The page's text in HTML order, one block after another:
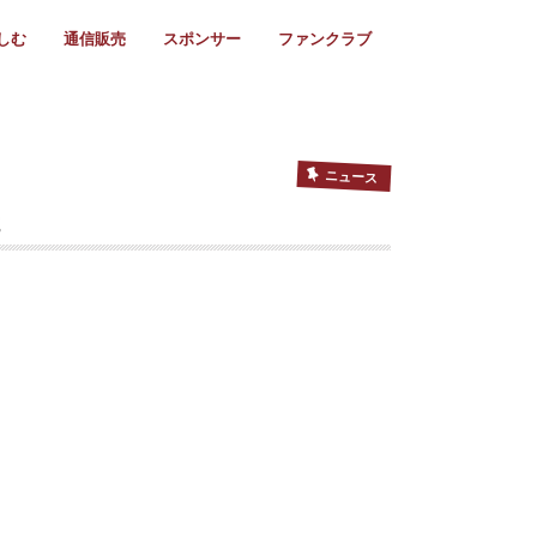
む 通信販売 スポンサー ファンクラブ
ニュース